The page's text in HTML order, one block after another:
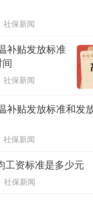
社保新闻
补贴发放标准
社保新闻
补贴发放标准和发
社保新闻
工资标准是多少元
社保新闻